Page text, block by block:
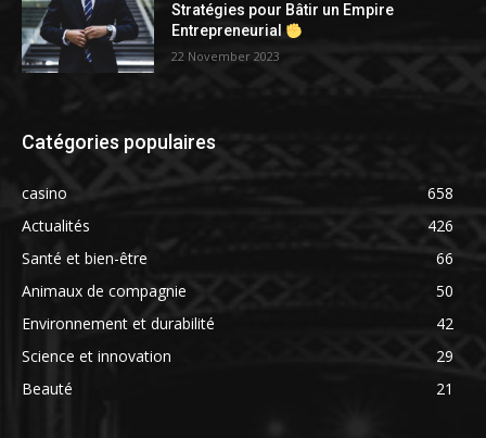
Stratégies pour Bâtir un Empire
Entrepreneurial
22 November 2023
Catégories populaires
casino
658
Actualités
426
Santé et bien-être
66
Animaux de compagnie
50
Environnement et durabilité
42
Science et innovation
29
Beauté
21